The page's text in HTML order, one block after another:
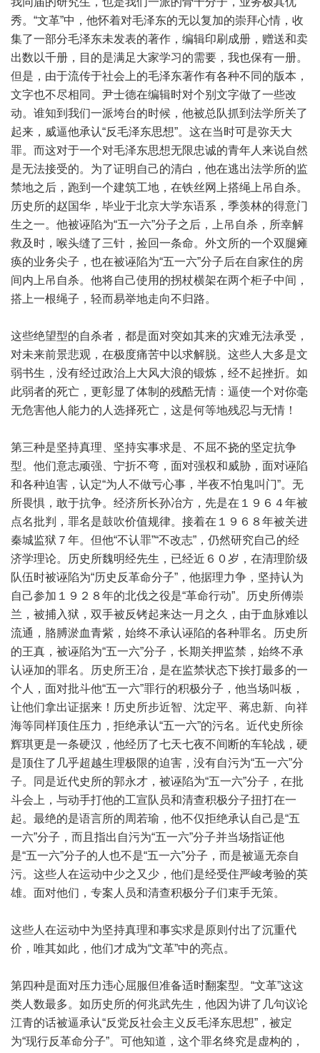
秀。“文革”中，他怀着对毛泽东的无以复加的崇拜心情，收
集了一部分毛泽东未发表的著作，编辑印刷成册，赠送和卖
出数以千册，目的是满足大家学习的需要，我也保有一册。
但是，由于流传于社会上的毛泽东著作有各种不同的版本，
文字也不尽相同。尹士德在编辑时对个别文字做了一些改
动。谁知到我们一派垮台的时候，他被总队抓到法学所关了
起来，威逼他承认“反毛泽东思想”。这在当时可是弥天大
罪。而这对于一个对毛泽东思想无限忠诚的青年人来说自然
是无法接受的。为了证明自己的清白，他在逃出法学所的监
禁地之后，跑到一个建筑工地，在铁丝网上搭绳上吊自杀。
历史所的赵国华，毕业于北京大学东语系，季羡林的得意门
生之一。他被诬陷为“五一六”分子之后，上吊自杀，所幸解
救及时，喉头缝了三针，捡回一条命。外文所的一个双腿瘫
痪的业务尖子，也在被诬陷为“五一六”分子后在自家住的房
间内上吊自杀。他将自己使用的拐杖横架在两个柜子中间，
搭上一根绳子，轻而易举地走向不归路。
这些绝望型的自杀者，都是面对突如其来的灾难无法承受，
对未来前景悲观，在极度痛苦中以求解脱。这些人大多是文
弱书生，没有经过政治上大风大浪的锻炼，经不起挫折。如
此弱者的死亡，更彰显了体制的残酷无情：逼使一个对你毫
无危害他人能力的人选择死亡，这是何等地残忍与无情！
第三种是坚持真理、坚持实事求是、不屈不挠的坚定抗争
型。他们意志顽强、宁折不弯，面对强权和威胁，面对诬陷
和各种迫害，认定“为人不做亏心事，半夜不怕鬼叫门”。无
所畏惧，敢于抗争。经济所长孙冶方，先是在１９６４年被
点名批判，罪名是鼓吹价值规律。接着在１９６８年被关进
秦城监狱７年。但他“不认罪”“不改志”，仍然研究自己的经
济学理论。历史所魏明经先生，已经近６０岁，在清理阶级
队伍时被诬陷为“历史反革命分子”，他据理力争，坚持认为
自己参加１９２８年的北伐之役是“革命行动”。历史所傅崇
兰，被捕入狱，双手被反铐起来达一月之久，由于血脉难以
流通，胳膊淤血青紫，始终不承认诬陷的各种罪名。历史所
的王真，被诬陷为“五一六”分子，长期关押监禁，始终不承
认诬加的罪名。历史所王冶，是在监禁状态下挨打最多的一
个人，面对批斗他“五一六”罪行的积极分子，他当场叫板，
让他们拿出证据来！历史所步近智、沈定平、蒋忠新、向祥
海等同样顶住压力，拒绝承认“五一六”的污名。近代史所徐
辉琪更是一条硬汉，他经历了七天七夜不间断的车轮战，硬
是顶住了几乎超越生理极限的迫害，没有自污为“五一六”分
子。同是近代史所的郭永才，被诬陷为“五一六”分子，在批
斗会上，与动手打他的工宣队员和清查积极分子扭打在一
起。最绝的是语言所的周若瑜，他不仅拒绝承认自己是“五
一六”分子，而且指出自污为“五一六”分子并当场指证他
是“五一六”分子的人也不是“五一六”分子，而是被逼无奈自
污。这些人在运动中少之又少，他们是经受住严峻考验的英
雄。面对他们，专案人员和清查积极分子们束手无策。
这些人在运动中为坚持真理和事实求是原则付出了沉重代
价，唯其如此，他们才成为“文革”中的亮点。
第四种是面对压力违心屈服但准备适时翻案型。“文革”这这
类人数最多。如历史所的何兆武先生，他因为讲了几句议论
江青的话被逼承认“反党反社会主义反毛泽东思想”，被定
为“现行反革命分子”。可他知道，这个罪名终究是虚构的，